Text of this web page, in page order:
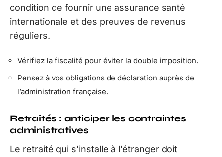
condition de fournir une assurance santé
internationale et des preuves de revenus
réguliers.
Vérifiez la fiscalité pour éviter la double imposition.
Pensez à vos obligations de déclaration auprès de
l’administration française.
Retraités : anticiper les contraintes
administratives
Le retraité qui s’installe à l’étranger doit